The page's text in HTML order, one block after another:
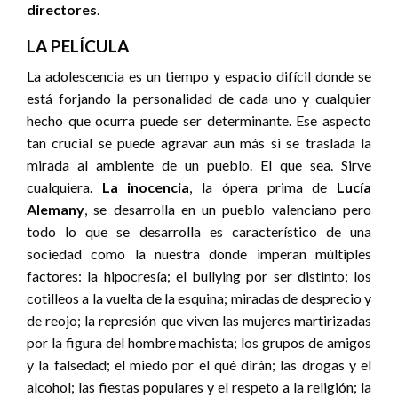
directores.
LA PELÍCULA
La adolescencia es un tiempo y espacio difícil donde se
está forjando la personalidad de cada uno y cualquier
hecho que ocurra puede ser determinante. Ese aspecto
tan crucial se puede agravar aun más si se traslada la
mirada al ambiente de un pueblo. El que sea. Sirve
cualquiera. La inocencia, la ópera prima de Lucía
Alemany, se desarrolla en un pueblo valenciano pero
todo lo que se desarrolla es característico de una
sociedad como la nuestra donde imperan múltiples
factores: la hipocresía; el bullying por ser distinto; los
cotilleos a la vuelta de la esquina; miradas de desprecio y
de reojo; la represión que viven las mujeres martirizadas
por la figura del hombre machista; los grupos de amigos
y la falsedad; el miedo por el qué dirán; las drogas y el
alcohol; las fiestas populares y el respeto a la religión; la